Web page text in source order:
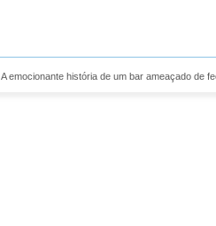
A emocionante história de um bar ameaçado de